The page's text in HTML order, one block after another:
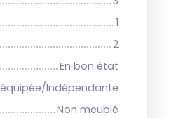
1
2
En bon état
Indépendante
Non meublé